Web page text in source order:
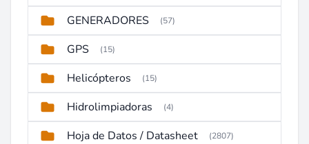
GENERADORES (57)
GPS (15)
Helicópteros (15)
Hidrolimpiadoras (4)
Hoja de Datos / Datasheet (2807)